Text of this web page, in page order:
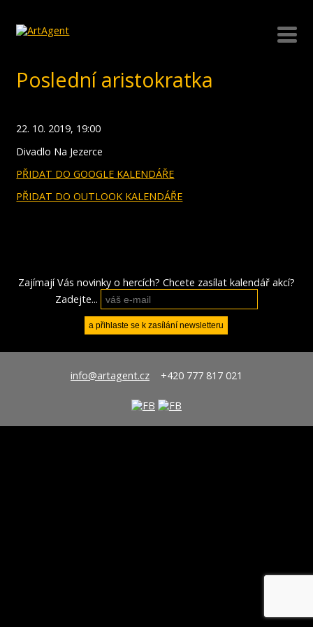
Poslední aristokratka
22. 10. 2019, 19:00
Divadlo Na Jezerce
PŘIDAT DO GOOGLE KALENDÁŘE
PŘIDAT DO OUTLOOK KALENDÁŘE
Zajímají Vás novinky o hercích? Chcete zasílat kalendář akcí?
Zadejte...
info@artagent.cz+420 777 817 021